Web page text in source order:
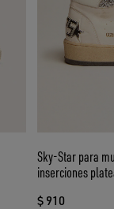
Sky-Star para
inserciones
$ 910